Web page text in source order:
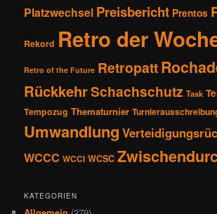
Platzwechsel Preisbericht Prentos
Rekord Retro der
Retro of the Future Retropatt
RückkehrSchachschutz Task
Tempozug Thematurnier
Umwandlung
WCCC WCCI WCSC
KATEGORIEN